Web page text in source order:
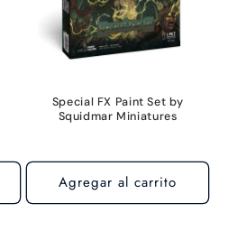
Special FX Paint Set by
Squidmar Miniatures
Agregar al carrito